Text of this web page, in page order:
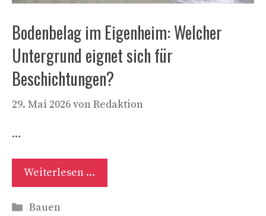
Bodenbelag im Eigenheim: Welcher
Untergrund eignet sich für
Beschichtungen?
29. Mai 2026vonRedaktion
…
Weiterlesen …
Kategorien
Bauen